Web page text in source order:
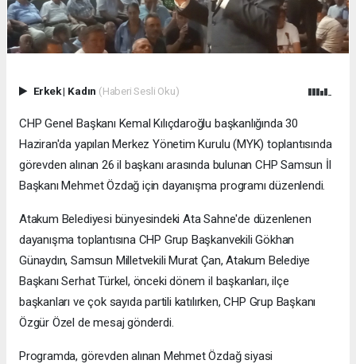
Erkek| Kadın (Haberi Sesli Oku)
CHP Genel Başkanı Kemal Kılıçdaroğlu başkanlığında 30
Haziran'da yapılan Merkez Yönetim Kurulu (MYK) toplantısında
görevden alınan 26 il başkanı arasında bulunan CHP Samsun İl
Başkanı Mehmet Özdağ için dayanışma programı düzenlendi.
Atakum Belediyesi bünyesindeki Ata Sahne'de düzenlenen
dayanışma toplantısına CHP Grup Başkanvekili Gökhan
Günaydın, Samsun Milletvekili Murat Çan, Atakum Belediye
Başkanı Serhat Türkel, önceki dönem il başkanları, ilçe
başkanları ve çok sayıda partili katılırken, CHP Grup Başkanı
Özgür Özel de mesaj gönderdi.
Programda, görevden alınan Mehmet Özdağ siyasi